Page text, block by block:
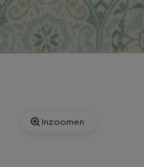
Inzoomen